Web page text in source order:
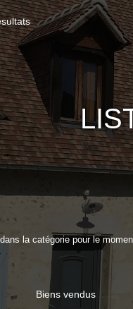
la catégorie pour le
Biens vendus